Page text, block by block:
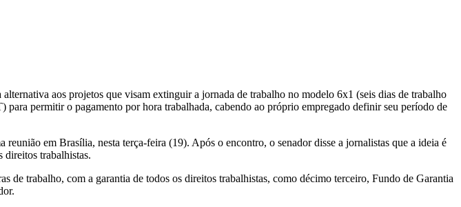
aos projetos que visam extinguir a jornada de trabalho no modelo 6x1 (seis dias de trabalho
permitir o pagamento por hora trabalhada, cabendo ao próprio empregado definir seu período de
em Brasília, nesta terça-feira (19). Após o encontro, o senador disse a jornalistas que a ideia é
direitos trabalhistas.
de trabalho, com a garantia de todos os direitos trabalhistas, como décimo terceiro, Fundo de Garantia